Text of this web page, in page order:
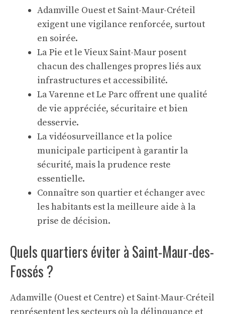
Adamville Ouest et Saint-Maur-Créteil
exigent une vigilance renforcée, surtout
en soirée.
La Pie et le Vieux Saint-Maur posent
chacun des challenges propres liés aux
infrastructures et accessibilité.
La Varenne et Le Parc offrent une qualité
de vie appréciée, sécuritaire et bien
desservie.
La vidéosurveillance et la police
municipale participent à garantir la
sécurité, mais la prudence reste
essentielle.
Connaître son quartier et échanger avec
les habitants est la meilleure aide à la
prise de décision.
Quels quartiers éviter à Saint-Maur-des-
Fossés ?
Adamville (Ouest et Centre) et Saint-Maur-Créteil